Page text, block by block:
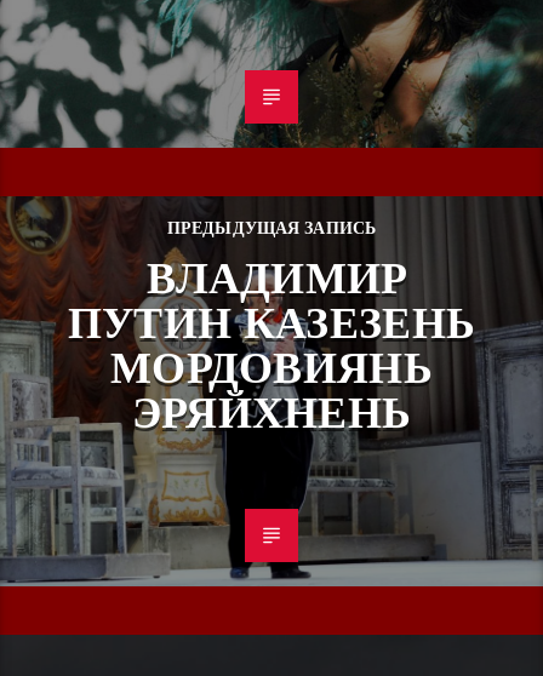
ПРЕДЫДУЩАЯ ЗАПИСЬ
ВЛАДИМИР
ПУТИН КАЗЕЗЕНЬ
МОРДОВИЯНЬ
ЭРЯЙХНЕНЬ